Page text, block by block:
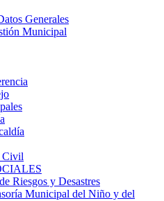
Generales
Municipal
Civil
Riesgos y Desastres
Municipal del Niño y del